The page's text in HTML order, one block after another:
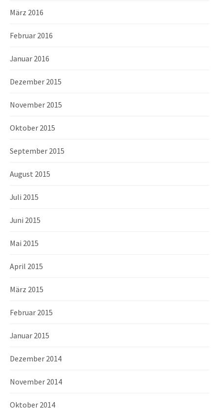
März 2016
Februar 2016
Januar 2016
Dezember 2015
November 2015
Oktober 2015
September 2015
August 2015
Juli 2015
Juni 2015
Mai 2015
April 2015
März 2015
Februar 2015
Januar 2015
Dezember 2014
November 2014
Oktober 2014